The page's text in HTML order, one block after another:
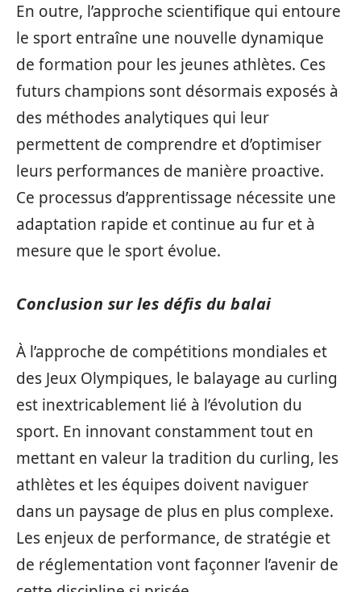
En outre, l’approche scientifique qui entoure
le sport entraîne une nouvelle dynamique
de formation pour les jeunes athlètes. Ces
futurs champions sont désormais exposés à
des méthodes analytiques qui leur
permettent de comprendre et d’optimiser
leurs performances de manière proactive.
Ce processus d’apprentissage nécessite une
adaptation rapide et continue au fur et à
mesure que le sport évolue.
Conclusion sur les défis du balai
À l’approche de compétitions mondiales et
des Jeux Olympiques, le balayage au curling
est inextricablement lié à l’évolution du
sport. En innovant constamment tout en
mettant en valeur la tradition du curling, les
athlètes et les équipes doivent naviguer
dans un paysage de plus en plus complexe.
Les enjeux de performance, de stratégie et
de réglementation vont façonner l’avenir de